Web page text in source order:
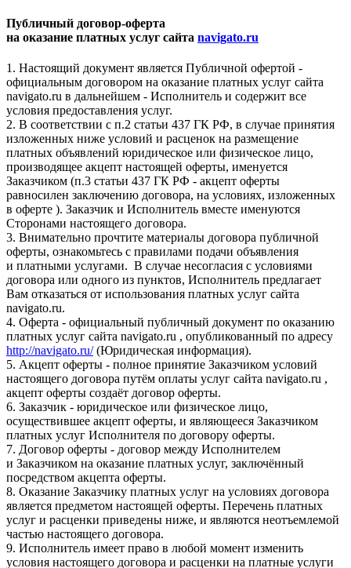
Публичный договор-оферта
на оказание платных услуг сайта navigato.ru
1. Настоящий документ является Публичной офертой -
официальным договором на оказание платных услуг сайта
navigato.ru в дальнейшем - Исполнитель и содержит все
условия предоставления услуг.
2. В соответствии с п.2 статьи 437 ГК РФ, в случае принятия
изложенных ниже условий и расценок на размещение
платных объявлений юридическое или физическое лицо,
производящее акцепт настоящей оферты, именуется
Заказчиком (п.3 статьи 437 ГК РФ - акцепт оферты
равносилен заключению договора, на условиях, изложенных
в оферте ). Заказчик и Исполнитель вместе именуются
Сторонами настоящего договора.
3. Внимательно прочтите материалы договора публичной
оферты, ознакомьтесь с правилами подачи объявления
и платными услугами. В случае несогласия с условиями
договора или одного из пунктов, Исполнитель предлагает
Вам отказаться от использования платных услуг сайта
navigato.ru.
4. Оферта - официальный публичный документ по оказанию
платных услуг сайта navigato.ru , опубликованный по адресу
http://navigato.ru/(Юридическая информация).
5. Акцепт оферты - полное принятие Заказчиком условий
настоящего договора путём оплаты услуг сайта navigato.ru ,
акцепт оферты создаёт договор оферты.
6. Заказчик - юридическое или физическое лицо,
осуществившее акцепт оферты, и являющееся Заказчиком
платных услуг Исполнителя по договору оферты.
7. Договор оферты - договор между Исполнителем
и Заказчиком на оказание платных услуг, заключённый
посредством акцепта оферты.
8. Оказание Заказчику платных услуг на условиях договора
является предметом настоящей оферты. Перечень платных
услуг и расценки приведены ниже, и являются неотъемлемой
частью настоящего договора.
9. Исполнитель имеет право в любой момент изменить
условия настоящего договора и расценки на платные услуги